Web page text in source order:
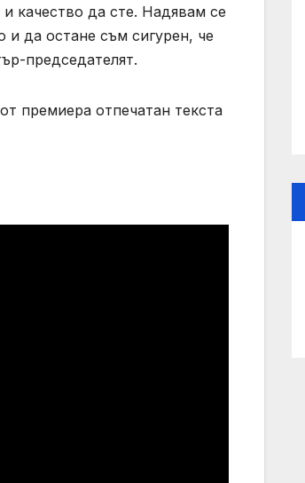
качество да сте. Надявам се
да остане съм сигурен, че
председателят.
премиера отпечатан текста